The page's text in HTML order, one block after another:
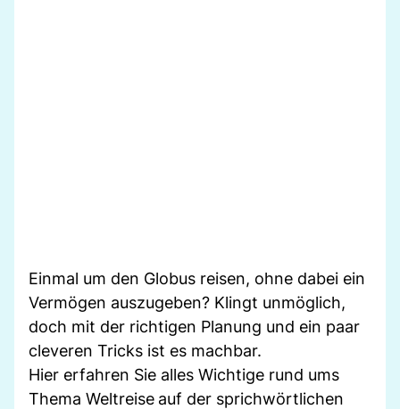
Einmal um den Globus reisen, ohne dabei ein
Vermögen auszugeben? Klingt unmöglich,
doch mit der richtigen Planung und ein paar
cleveren Tricks ist es machbar.
Hier erfahren Sie alles Wichtige rund ums
Thema Weltreise auf der sprichwörtlichen